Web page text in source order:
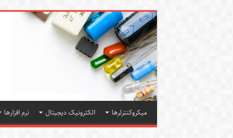
میکروکنترلرها الکترونیک دیجیتال نرم افزارها